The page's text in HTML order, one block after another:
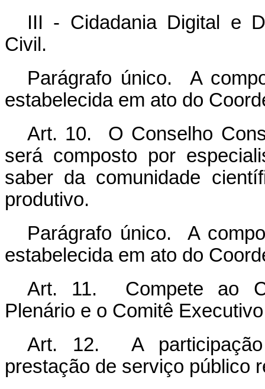
III - Cidadania Digital e
Civil.
Parágrafo único. A
estabelecida em ato do
Art. 10. O Conselho
será composto por
saber da comunidade
produtivo.
Parágrafo único. A
estabelecida em ato do
Art. 11. Compete ao
Plenário e o Comitê
Art. 12. A participação
prestação de serviço público